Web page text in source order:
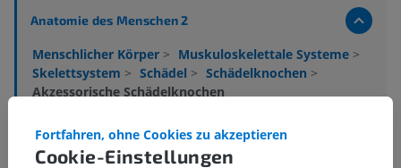
Anatomie des Menschen 2
Menschlicher Körper > Muskuloskelettale Systeme >
Skelettsystem > Schädel > Schädelknochen >
Akzessorische Schädelknochen
Darunterliegende Strukturen:
Nahtknochen
Cookie-Einstellungen
Fortfahren, ohne Cookies zu akzeptieren